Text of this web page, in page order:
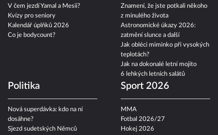
V čem jezdí Yamal a Mesii?
Kvízy pro seniory
Kalendář úplňků 2026
Co je bodycount?
Znamení, že jste potkali někoho
z minulého života
Astronomické úkazy 2026:
zatmění slunce a další
Jak obléci miminko při vysokých
teplotách?
Jak na dokonalé letní mojito
6 lehkých letních salátů
Politika
Nová superdávka: kdo na ní
dosáhne?
Sjezd sudetských Němců
Sport 2026
MMA
Fotbal 2026/27
Hokej 2026